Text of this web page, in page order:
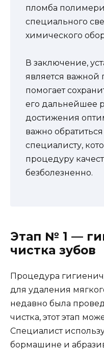
пломба
специального
химического
В заключение,
является важной
помогает
его дальнейшее
достижения
важно
специалисту,
процедуру
безболезненно.
Этап № 1 —
чистка зубов
Процедура
для удаления
недавно была
чистка, этот этап
Специалист
бормашине и